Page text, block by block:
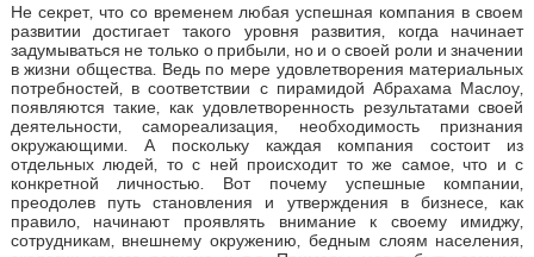
Не секрет, что со временем любая успешная компания в своем
развитии достигает такого уровня развития, когда начинает
задумываться не только о прибыли, но и о своей роли и значении
в жизни общества. Ведь по мере удовлетворения материальных
потребностей, в соответствии с пирамидой Абрахама Маслоу,
появляются такие, как удовлетворенность результатами своей
деятельности, самореализация, необходимость признания
окружающими. А поскольку каждая компания состоит из
отдельных людей, то с ней происходит то же самое, что и с
конкретной личностью. Вот почему успешные компании,
преодолев путь становления и утверждения в бизнесе, как
правило, начинают проявлять внимание к своему имиджу,
сотрудникам, внешнему окружению, бедным слоям населения,